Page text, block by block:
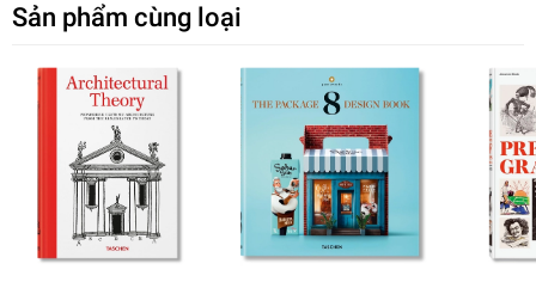
Sản phẩm cùng loại